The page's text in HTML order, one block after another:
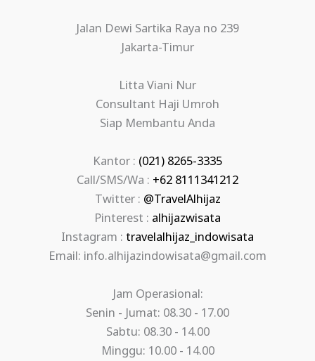
Jalan Dewi Sartika Raya no 239
Jakarta-Timur
Litta Viani Nur
Consultant Haji Umroh
Siap Membantu Anda
Kantor : (021) 8265-3335
Call/SMS/Wa : +62 8111341212
Twitter : @TravelAlhijaz
Pinterest : alhijazwisata
Instagram : travelalhijaz_indowisata
Email: info.alhijazindowisata@gmail.com
Jam Operasional:
Senin - Jumat: 08.30 - 17.00
Sabtu: 08.30 - 14.00
Minggu: 10.00 - 14.00